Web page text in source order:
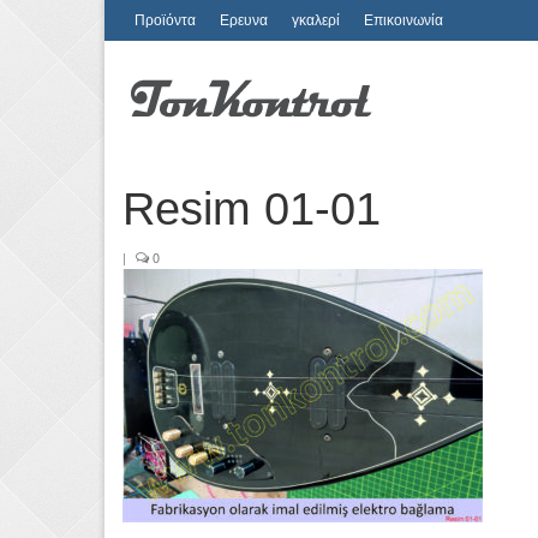
Προϊόντα Ερευνα γκαλερί Επικοινωνία
Resim 01-01
| 0